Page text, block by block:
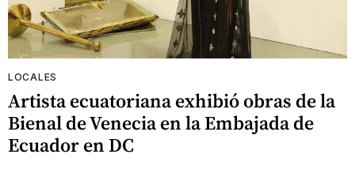
LOCALES
Artista ecuatoriana exhibió obras de la
Bienal de Venecia en la Embajada de
Ecuador en DC